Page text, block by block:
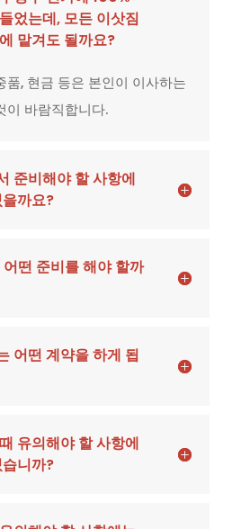
었는데, 모든 이삿짐
맡겨도 될까요?
품, 현금 등은 본인이 이사하는
이 바람직합니다.
준비해야 할 사항에
까요?
떤 준비를 해야 할까
어떤 계약을 하게 됩
유의해야 할 사항에
니까?